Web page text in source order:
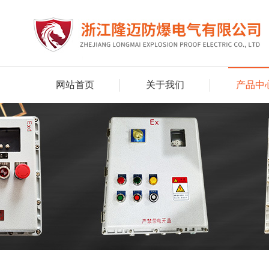
网站首页 关于我们 产品中